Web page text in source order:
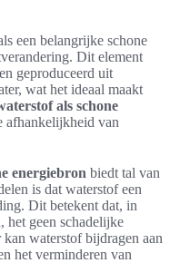
een belangrijke schone
Dit element
geproduceerd uit
wat het ideaal maakt
als schone
afhankelijkheid van
energiebron biedt tal van
is dat waterstof een
Dit betekent dat, in
het geen schadelijke
waterstof bijdragen aan
het verminderen van